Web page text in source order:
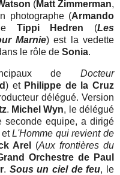
(Matt Zimmerman,
photographe (Armando
Tippi Hedren (Les
Marnie) est la vedette
le rôle de Sonia.
de Docteur
) etPhilippe de la Cruz
délégué. Version
. Michel Wyn, le délégué
seconde equipe, a dirigé
L'Homme qui revient de
Arel (Aux frontières du
Orchestre de Paul
. Sous un ciel de feu, le